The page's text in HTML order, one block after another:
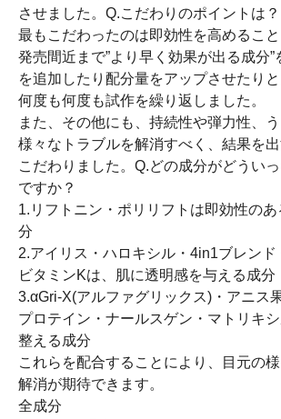
させました。Q.こだわりのポイントは？
最もこだわったのは即効性を高めること
発売間近まで”より早く効果が出る成分”
を追加したり配分量をアップさせたりと
何度も何度も試作を繰り返しました。
また、その他にも、持続性や弾力性、
様々なトラブルを解消すべく、結果を
こだわりました。Q.どの成分がどうい
ですか？
1.リフトニン・ポリリフトは即効性の
分
2.アイリス・ハロキシル・4in1ブレンド
ビタミンKは、肌に透明感を与える成分
3.αGri-X(アルファグリックス)・アニス
プロテイン・ナールスゲン・マトリキ
整える成分
これらを配合することにより、目元の
解消が期待できます。
全成分